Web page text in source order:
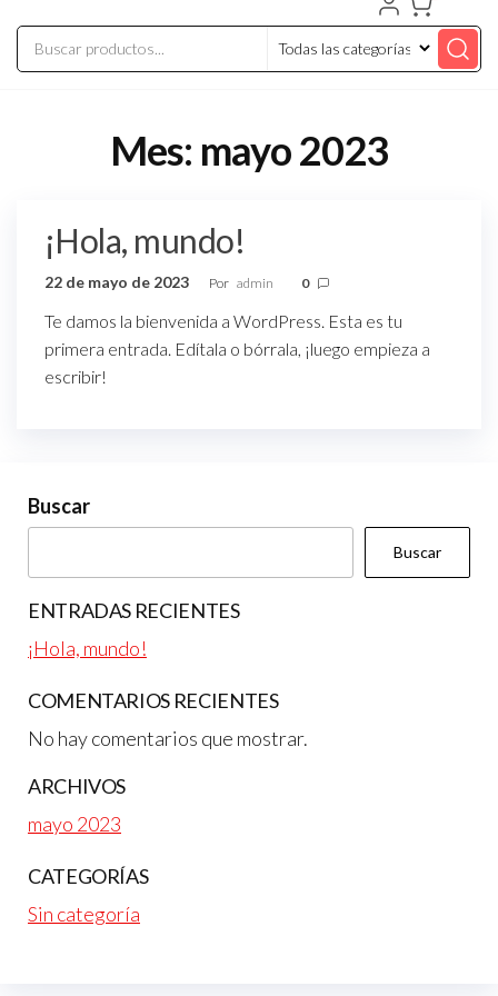
Mes: mayo 2023
¡Hola, mundo!
22 de mayo de 2023 Por admin 0
Te damos la bienvenida a WordPress. Esta es tu
primera entrada. Edítala o bórrala, ¡luego empieza a
escribir!
Buscar
Buscar
ENTRADAS RECIENTES
¡Hola, mundo!
COMENTARIOS RECIENTES
No hay comentarios que mostrar.
ARCHIVOS
mayo 2023
CATEGORÍAS
Sin categoría